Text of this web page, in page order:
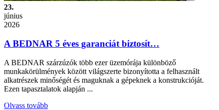
23.
június
2026
A BEDNAR 5 éves garanciát biztosít…
A BEDNAR szárzúzók több ezer üzemórája különböző
munkakörülmények között világszerte bizonyította a felhasznált
alkatrészek minőségét és maguknak a gépeknek a konstrukcióját.
Ezen tapasztalatok alapján ...
Olvass tovább